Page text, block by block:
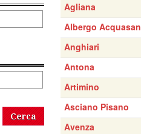
Cerca
Agliana
Albergo
Anghiari
Antona
Artimino
Asciano Pisano
Avenza